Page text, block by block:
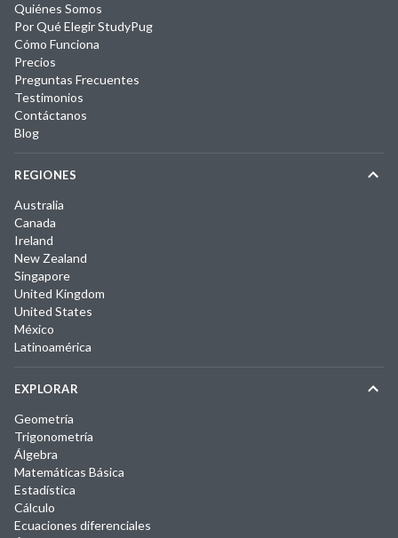
Quiénes Somos
Por Qué Elegir StudyPug
Cómo Funciona
Precios
Preguntas Frecuentes
Testimonios
Contáctanos
Blog
REGIONES
Australia
Canada
Ireland
New Zealand
Singapore
United Kingdom
United States
México
Latinoamérica
EXPLORAR
Geometría
Trigonometría
Álgebra
Matemáticas Básica
Estadística
Cálculo
Ecuaciones diferenciales